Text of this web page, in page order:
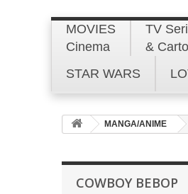
MOVIES
Cinema
TV
&
STAR WARS
MANGA/ANIME
COWBOY BEBOP